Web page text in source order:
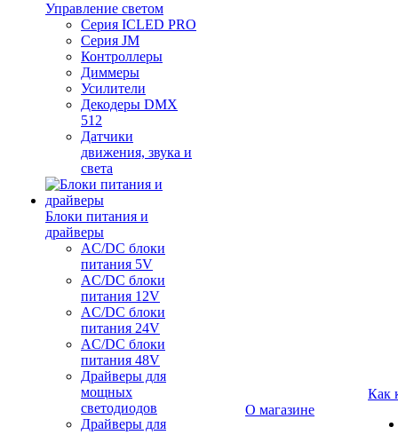
Управление светом
Серия ICLED PRO
Серия JM
Контроллеры
Диммеры
Усилители
Декодеры DMX
512
Датчики
движения, звука и
света
Блоки питания и
драйверы
AC/DC блоки
питания 5V
AC/DC блоки
питания 12V
AC/DC блоки
питания 24V
AC/DC блоки
питания 48V
Драйверы для
мощных
светодиодов
Драйверы для
О магазине
Как